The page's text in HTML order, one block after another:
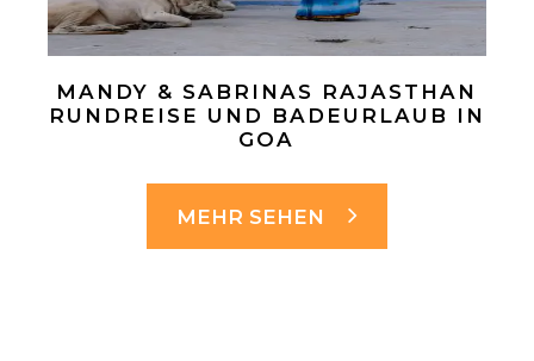
MANDY & SABRINAS RAJASTHAN
RUNDREISE UND BADEURLAUB IN
GOA
MEHR SEHEN